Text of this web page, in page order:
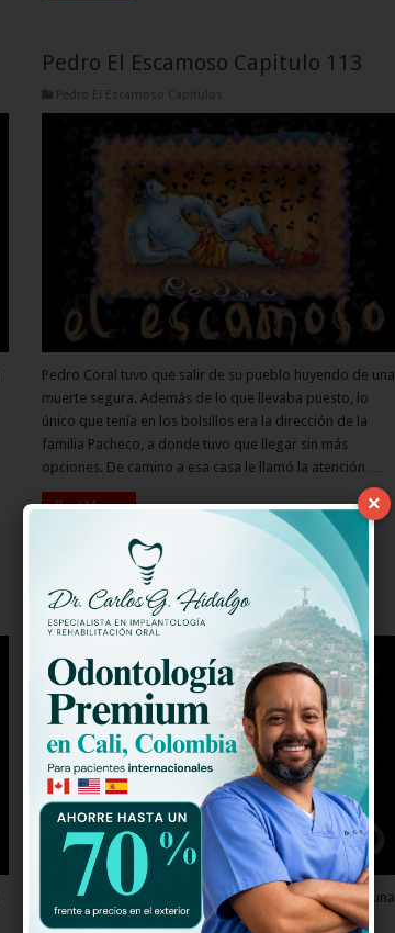
Pedro El Escamoso Capitulo 113
Pedro El Escamoso Capitulos
Pedro Coral tuvo que salir de su pueblo huyendo de una
muerte segura. Además de lo que llevaba puesto, lo
único que tenía en los bolsillos era la dirección de la
familia Pacheco, a donde tuvo que llegar sin más
opciones. De camino a esa casa le llamó la atención …
Read More »
Pedro El Escamoso Capitulo 111
Pedro El Escamoso Capitulos
Pedro Coral tuvo que salir de su pueblo huyendo de una
muerte segura. Además de lo que llevaba puesto, lo
×